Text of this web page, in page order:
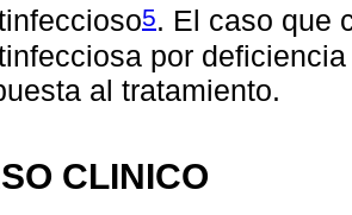
5. El caso que
por
al tratamiento.
CLINICO